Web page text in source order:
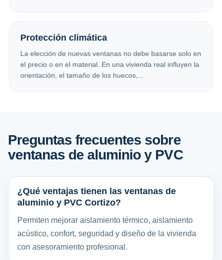
Protección climática
La elección de nuevas ventanas no debe basarse solo en
el precio o en el material. En una vivienda real influyen la
orientación, el tamaño de los huecos,...
Preguntas frecuentes sobre
ventanas de aluminio y PVC
¿Qué ventajas tienen las ventanas de
aluminio y PVC Cortizo?
Permiten mejorar aislamiento térmico, aislamiento
acústico, confort, seguridad y diseño de la vivienda
con asesoramiento profesional.